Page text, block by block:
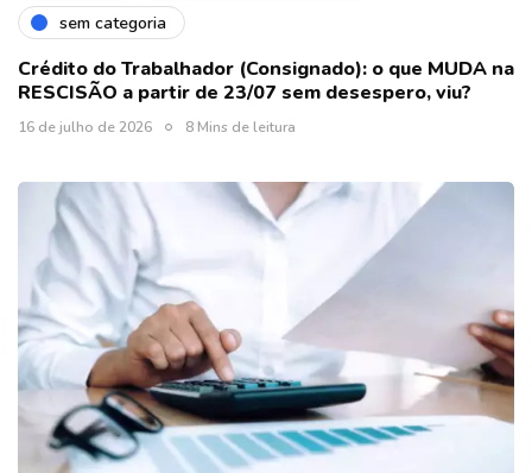
sem categoria
Crédito do Trabalhador (Consignado): o que MUDA na
RESCISÃO a partir de 23/07 sem desespero, viu?
16 de julho de 2026 8 Mins de leitura